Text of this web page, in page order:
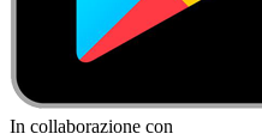
In collaborazione con